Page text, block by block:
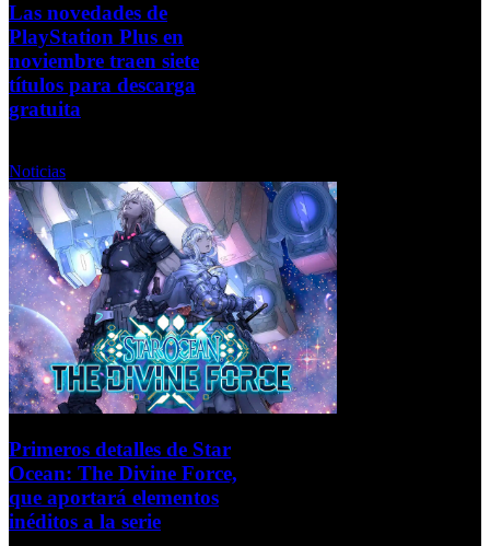
Las novedades de
PlayStation Plus en
noviembre traen siete
títulos para descarga
gratuita
Noticias
Primeros detalles de Star
Ocean: The Divine Force,
que aportará elementos
inéditos a la serie